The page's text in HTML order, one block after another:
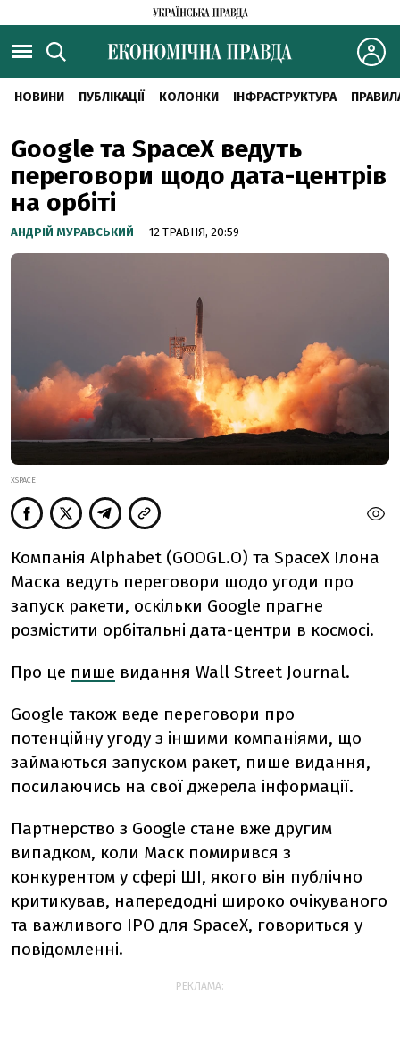
НОВИНИ ПУБЛІКАЦІЇ КОЛОНКИ ІНФРАСТРУКТУРА
Google та SpaceX ведуть
переговори щодо дата-центрів
на орбіті
АНДРІЙ МУРАВСЬКИЙ — 12 ТРАВНЯ, 20:59
XSPACE
Компанія Alphabet (GOOGL.O) та SpaceX Ілона
Маска ведуть переговори щодо угоди про
запуск ракети, оскільки Google прагне
розмістити орбітальні дата-центри в космосі.
Про це пише видання Wall Street Journal.
Google також веде переговори про
потенційну угоду з іншими компаніями, що
займаються запуском ракет, пише видання,
посилаючись на свої джерела інформації.
Партнерство з Google стане вже другим
випадком, коли Маск помирився з
конкурентом у сфері ШІ, якого він публічно
критикував, напередодні широко очікуваного
та важливого IPO для SpaceX, говориться у
повідомленні.
РЕКЛАМА: